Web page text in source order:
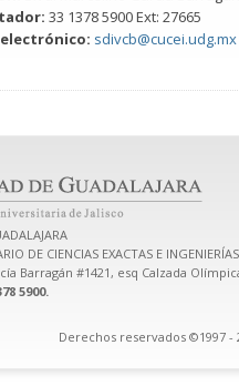
33 1378 5900 Ext: 27665
sdivcb@cucei.udg.mx
DE CIENCIAS EXACTAS E INGENIERÍAS
Barragán #1421, esq Calzada
5900.
Derechos reservados ©1997